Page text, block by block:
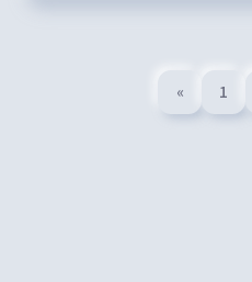
« 1